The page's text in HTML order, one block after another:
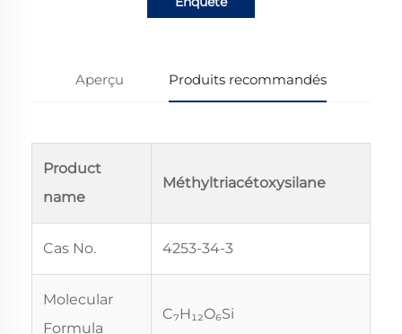
Aperçu Produits recommandés
Product
name
Méthyltriacétoxysilane
Cas No. 4253-34-3
Molecular
Formula
C₇H₁₂O₆Si